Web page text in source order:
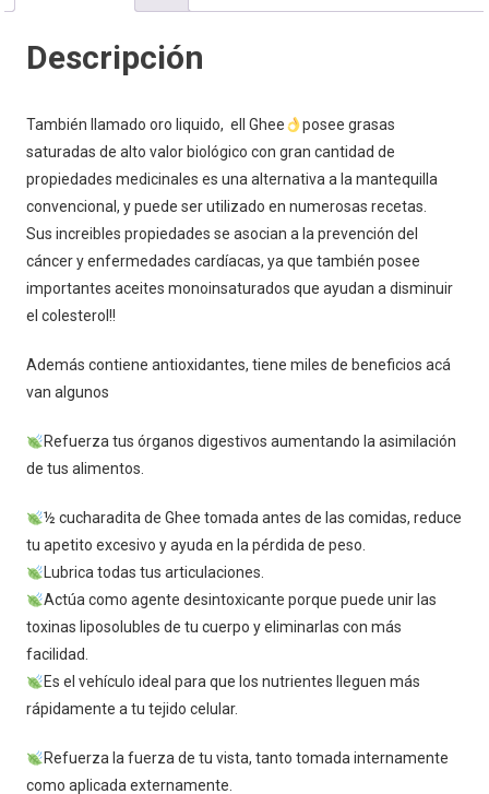
Descripción
También llamado oro liquido, ell Ghee
posee grasas
saturadas de alto valor biológico con gran cantidad de
propiedades medicinales es una alternativa a la mantequilla
convencional, y puede ser utilizado en numerosas recetas.
Sus increibles propiedades se asocian a la prevención del
cáncer y enfermedades cardíacas, ya que también posee
importantes aceites monoinsaturados que ayudan a disminuir
el colesterol!!
Además contiene antioxidantes, tiene miles de beneficios acá
van algunos
Refuerza tus órganos digestivos aumentando la asimilación
de tus alimentos.
½ cucharadita de Ghee tomada antes de las comidas, reduce
tu apetito excesivo y ayuda en la pérdida de peso.
Lubrica todas tus articulaciones.
Actúa como agente desintoxicante porque puede unir las
toxinas liposolubles de tu cuerpo y eliminarlas con más
facilidad.
Es el vehículo ideal para que los nutrientes lleguen más
rápidamente a tu tejido celular.
Refuerza la fuerza de tu vista, tanto tomada internamente
como aplicada externamente.